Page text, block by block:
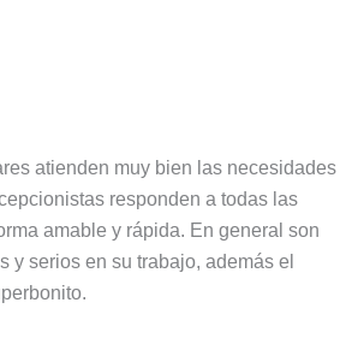
atienden muy bien las necesidades
responden a todas las
amable y rápida. En general son
y serios en su trabajo, además el